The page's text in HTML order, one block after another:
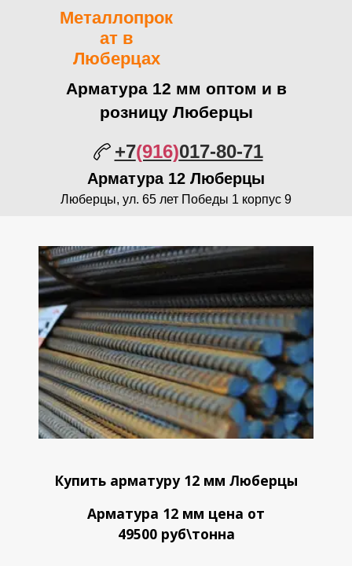
Металлопрок
ат в
Люберцах
Арматура 12 мм оптом и в
розницу Люберцы
+7(916)017-80-71
Арматура12 Люберцы
Люберцы, ул. 65 лет Победы 1 корпус 9
Купить арматуру 12 мм Люберцы
Арматура 12 мм цена от
49500 руб\тонна